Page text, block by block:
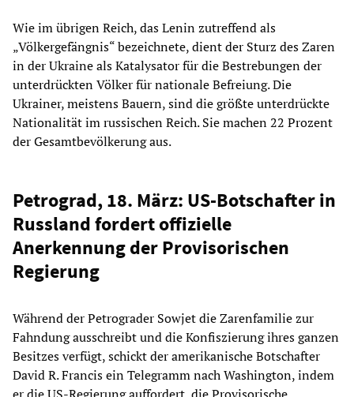
Wie im übrigen Reich, das Lenin zutreffend als
„Völkergefängnis“ bezeichnete, dient der Sturz des Zaren
in der Ukraine als Katalysator für die Bestrebungen der
unterdrückten Völker für nationale Befreiung. Die
Ukrainer, meistens Bauern, sind die größte unterdrückte
Nationalität im russischen Reich. Sie machen 22 Prozent
der Gesamtbevölkerung aus.
Petrograd, 18. März: US-Botschafter in
Russland fordert offizielle
Anerkennung der Provisorischen
Regierung
Während der Petrograder Sowjet die Zarenfamilie zur
Fahndung ausschreibt und die Konfiszierung ihres ganzen
Besitzes verfügt, schickt der amerikanische Botschafter
David R. Francis ein Telegramm nach Washington, indem